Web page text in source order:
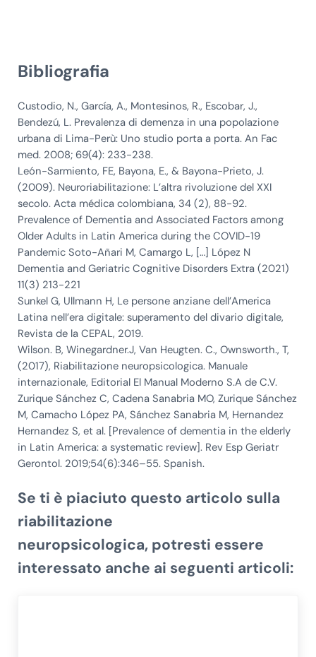
Bibliografia
Custodio, N., García, A., Montesinos, R., Escobar, J.,
Bendezú, L. Prevalenza di demenza in una popolazione
urbana di Lima-Perù: Uno studio porta a porta. An Fac
med. 2008; 69(4): 233-238.
León-Sarmiento, FE, Bayona, E., & Bayona-Prieto, J.
(2009). Neuroriabilitazione: L’altra rivoluzione del XXI
secolo. Acta médica colombiana, 34 (2), 88-92.
Prevalence of Dementia and Associated Factors among
Older Adults in Latin America during the COVID-19
Pandemic Soto-Añari M, Camargo L, […] López N
Dementia and Geriatric Cognitive Disorders Extra (2021)
11(3) 213-221
Sunkel G, Ullmann H, Le persone anziane dell’America
Latina nell’era digitale: superamento del divario digitale,
Revista de la CEPAL, 2019.
Wilson. B, Winegardner.J, Van Heugten. C., Ownsworth., T,
(2017), Riabilitazione neuropsicologica. Manuale
internazionale, Editorial El Manual Moderno S.A de C.V.
Zurique Sánchez C, Cadena Sanabria MO, Zurique Sánchez
M, Camacho López PA, Sánchez Sanabria M, Hernandez
Hernandez S, et al. [Prevalence of dementia in the elderly
in Latin America: a systematic review]. Rev Esp Geriatr
Gerontol. 2019;54(6):346–55. Spanish.
Se ti è piaciuto questo articolo sulla
riabilitazione
neuropsicologica, potresti essere
interessato anche ai seguenti articoli: